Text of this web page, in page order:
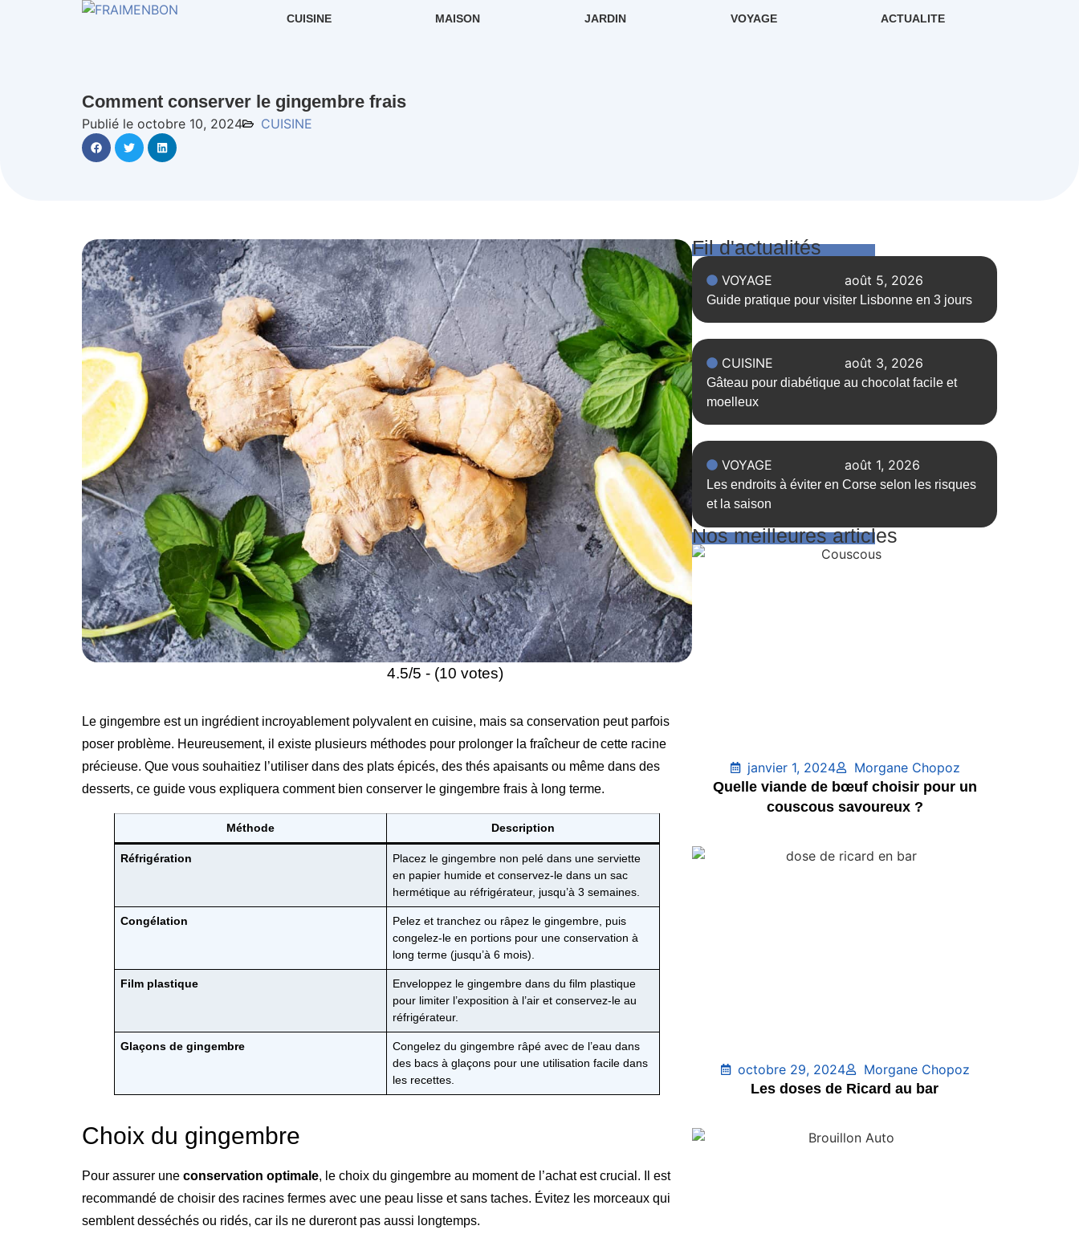
CUISINE MAISON JARDIN VOYAGE ACTUALITE
Comment conserver le gingembre frais
Publié le octobre 10, 2024 CUISINE
4.5/5 - (10 votes)
Le gingembre est un ingrédient incroyablement polyvalent en cuisine, mais sa conservation peut parfois
poser problème. Heureusement, il existe plusieurs méthodes pour prolonger la fraîcheur de cette racine
précieuse. Que vous souhaitiez l’utiliser dans des plats épicés, des thés apaisants ou même dans des
desserts, ce guide vous expliquera comment bien conserver le gingembre frais à long terme.
Méthode Description
Réfrigération
Placez le gingembre non pelé dans une serviette
en papier humide et conservez-le dans un sac
hermétique au réfrigérateur, jusqu’à 3 semaines.
Congélation
Pelez et tranchez ou râpez le gingembre, puis
congelez-le en portions pour une conservation à
long terme (jusqu’à 6 mois).
Film plastique
Enveloppez le gingembre dans du film plastique
pour limiter l’exposition à l’air et conservez-le au
réfrigérateur.
Glaçons de gingembre
Congelez du gingembre râpé avec de l’eau dans
des bacs à glaçons pour une utilisation facile dans
les recettes.
Choix du gingembre
Pour assurer une conservation optimale, le choix du gingembre au moment de l’achat est crucial. Il est
recommandé de choisir des racines fermes avec une peau lisse et sans taches. Évitez les morceaux qui
semblent desséchés ou ridés, car ils ne dureront pas aussi longtemps.
Fil d'actualités
VOYAGE août 5, 2026
Guide pratique pour visiter Lisbonne en 3 jours
CUISINE août 3, 2026
Gâteau pour diabétique au chocolat facile et
moelleux
VOYAGE août 1, 2026
Les endroits à éviter en Corse selon les risques
et la saison
Nos meilleures articles
janvier 1, 2024
Morgane Chopoz
Quelle viande de bœuf choisir pour un
couscous savoureux ?
octobre 29, 2024
Morgane Chopoz
Les doses de Ricard au bar